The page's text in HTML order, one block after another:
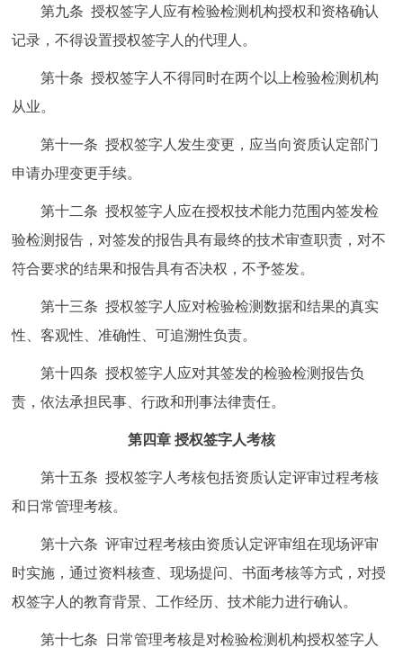
第九条 授权签字人应有检验检测机构授权和资格确认
记录，不得设置授权签字人的代理人。
第十条 授权签字人不得同时在两个以上检验检测机构
从业。
第十一条 授权签字人发生变更，应当向资质认定部门
申请办理变更手续。
第十二条 授权签字人应在授权技术能力范围内签发检
验检测报告，对签发的报告具有最终的技术审查职责，对不
符合要求的结果和报告具有否决权，不予签发。
第十三条 授权签字人应对检验检测数据和结果的真实
性、客观性、准确性、可追溯性负责。
第十四条 授权签字人应对其签发的检验检测报告负
责，依法承担民事、行政和刑事法律责任。
第四章 授权签字人考核
第十五条 授权签字人考核包括资质认定评审过程考核
和日常管理考核。
第十六条 评审过程考核由资质认定评审组在现场评审
时实施，通过资料核查、现场提问、书面考核等方式，对授
权签字人的教育背景、工作经历、技术能力进行确认。
第十七条 日常管理考核是对检验检测机构授权签字人